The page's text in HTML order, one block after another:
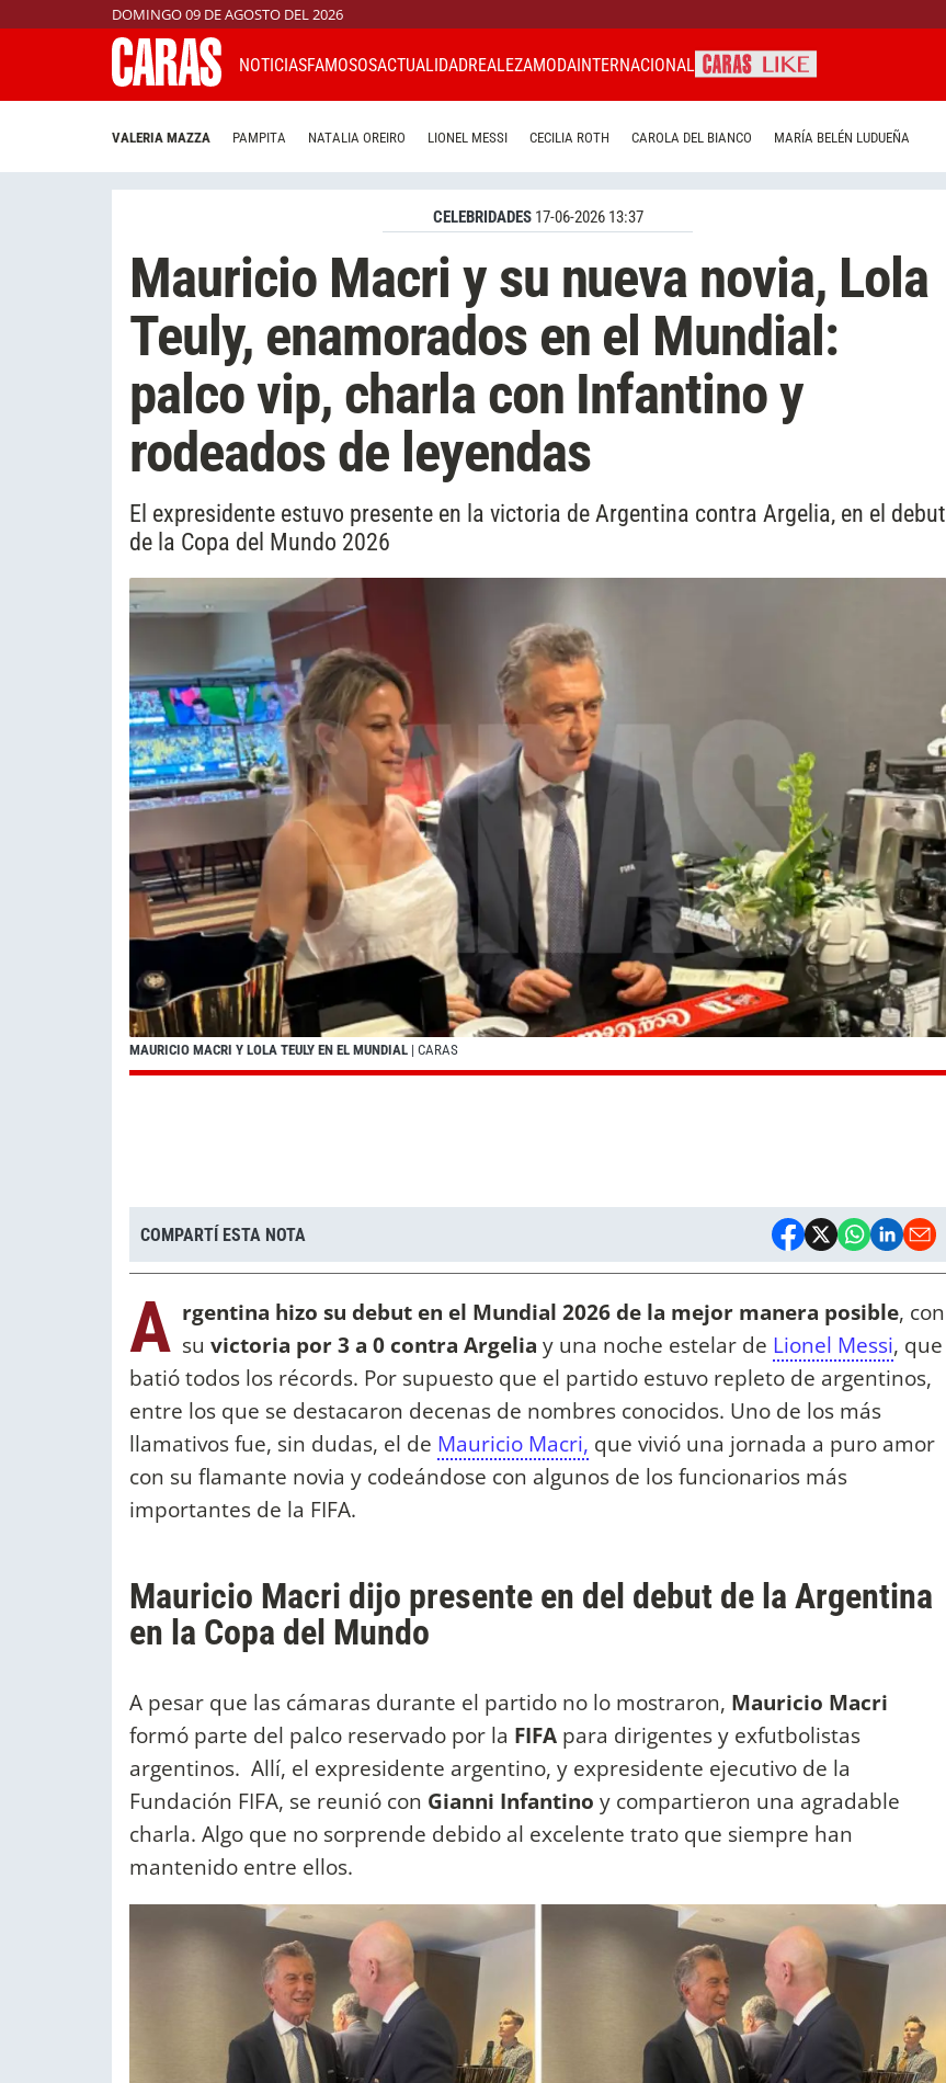
DOMINGO 09 DE AGOSTO DEL 2026
NOTICIASFAMOSOSACTUALIDADREALEZAMODAINTERNACIONAL
VALERIA MAZZA PAMPITA NATALIA OREIRO LIONEL MESSI CECILIA ROTH CAROLA DEL BIANCO MARÍA BELÉN LUDUEÑA
CELEBRIDADES 17-06-2026 13:37
Mauricio Macri y su nueva novia, Lola
Teuly, enamorados en el Mundial:
palco vip, charla con Infantino y
rodeados de leyendas
El expresidente estuvo presente en la victoria de Argentina contra Argelia, en el debut
de la Copa del Mundo 2026
MAURICIO MACRI Y LOLA TEULY EN EL MUNDIAL | CARAS
COMPARTÍ ESTA NOTA
A rgentina hizo su debut en el Mundial 2026 de la mejor manera posible, con
su victoria por 3 a 0 contra Argelia y una noche estelar de Lionel Messi, que
batió todos los récords. Por supuesto que el partido estuvo repleto de argentinos,
entre los que se destacaron decenas de nombres conocidos. Uno de los más
llamativos fue, sin dudas, el de Mauricio Macri, que vivió una jornada a puro amor
con su flamante novia y codeándose con algunos de los funcionarios más
importantes de la FIFA.
Mauricio Macri dijo presente en del debut de la Argentina
en la Copa del Mundo
A pesar que las cámaras durante el partido no lo mostraron, Mauricio Macri
formó parte del palco reservado por la FIFA para dirigentes y exfutbolistas
argentinos. Allí, el expresidente argentino, y expresidente ejecutivo de la
Fundación FIFA, se reunió con Gianni Infantino y compartieron una agradable
charla. Algo que no sorprende debido al excelente trato que siempre han
mantenido entre ellos.